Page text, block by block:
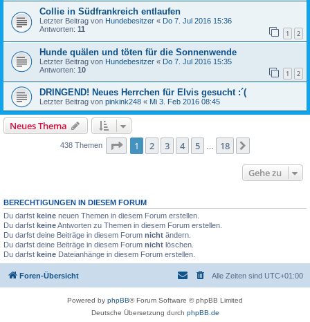
Collie in Südfrankreich entlaufen
Letzter Beitrag von Hundebesitzer « Do 7. Jul 2016 15:36
Antworten: 11 1 2
Hunde quälen und töten für die Sonnenwende
Letzter Beitrag von Hundebesitzer « Do 7. Jul 2016 15:35
Antworten: 10 1 2
DRINGEND! Neues Herrchen für Elvis gesucht :´(
Letzter Beitrag von pinkink248 « Mi 3. Feb 2016 08:45
Neues Thema
438 Themen Seite 1von 18
1 2 3 4 5 18
Gehe zu
BERECHTIGUNGEN IN DIESEM FORUM
Du darfst keine neuen Themen in diesem Forum erstellen.
Du darfst keineAntworten zu Themen in diesem Forum erstellen.
Du darfst deine Beiträge in diesem Forum nicht ändern.
Du darfst deine Beiträge in diesem Forum nicht löschen.
Du darfst keine Dateianhänge in diesem Forum erstellen.
Foren-Übersicht Alle Zeiten sind UTC+01:00
Powered by phpBB® Forum Software © phpBB Limited
Deutsche Übersetzung durch phpBB.de